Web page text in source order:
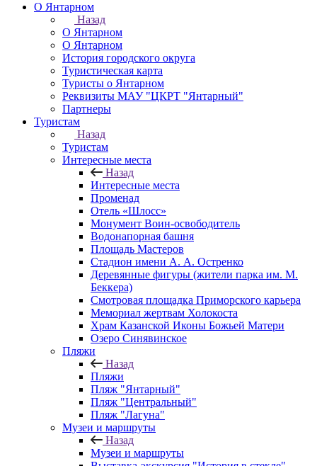
О Янтарном
Назад
О Янтарном
О Янтарном
История городского округа
Туристическая карта
Туристы о Янтарном
Реквизиты МАУ "ЦКРТ "Янтарный"
Партнеры
Туристам
Назад
Туристам
Интересные места
Назад
Интересные места
Променад
Отель «Шлосс»
Монумент Воин-освободитель
Водонапорная башня
Площадь Мастеров
Стадион имени А. А. Остренко
Деревянные фигуры (жители парка им. М.
Беккера)
Смотровая площадка Приморского карьера
Мемориал жертвам Холокоста
Храм Казанской Иконы Божьей Матери
Озеро Синявинское
Пляжи
Назад
Пляжи
Пляж "Янтарный"
Пляж "Центральный"
Пляж "Лагуна"
Музеи и маршруты
Назад
Музеи и маршруты